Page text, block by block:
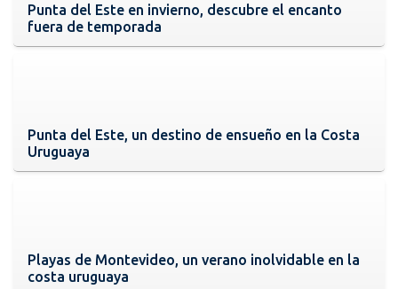
Punta del Este en invierno, descubre el encanto
fuera de temporada
Punta del Este, un destino de ensueño en la Costa
Uruguaya
Playas de Montevideo, un verano inolvidable en la
costa uruguaya